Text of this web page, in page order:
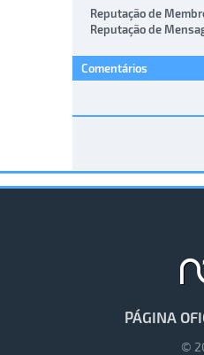
Reputação de
Reputação de
Comentários
PÁGINA
©